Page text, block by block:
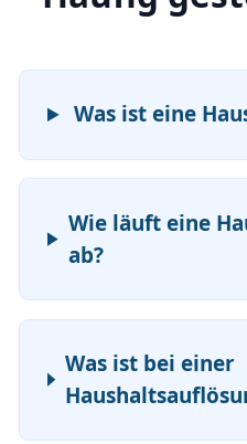
Was ist eine
Wie läuft eine
ab?
Was ist bei einer